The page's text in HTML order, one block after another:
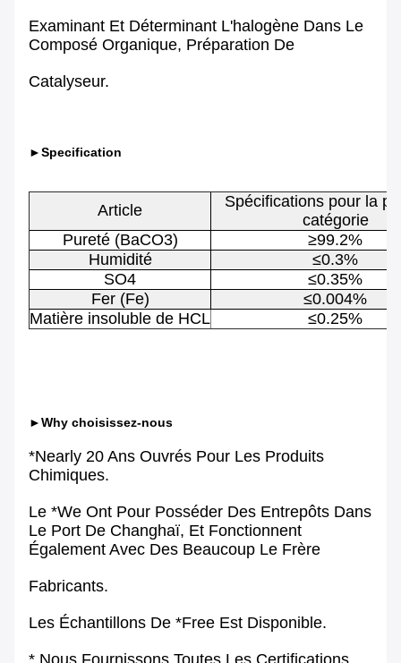
Examinant Et Déterminant L'halogène Dans Le
Composé Organique, Préparation De
Catalyseur.
►Specification
Article
Spécifications pour la
catégorie
Pureté (BaCO3)
≥99.2%
Humidité
≤0.3%
SO4
≤0.35%
Fer (Fe)
≤0.004%
Matière insoluble de HCL
≤0.25%
►Why choisissez-nous
*Nearly 20 Ans Ouvrés Pour Les Produits
Chimiques.
Le *We Ont Pour Posséder Des Entrepôts Dans
Le Port De Changhaï, Et Fonctionnent
Également Avec Des Beaucoup Le Frère
Fabricants.
Les Échantillons De *Free Est Disponible.